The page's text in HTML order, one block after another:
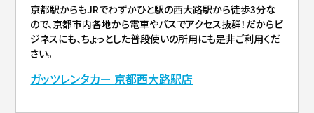
京都駅からもJRでわずかひと駅の西大路駅から徒歩3分な
ので、京都市内各地から電車やバスでアクセス抜群！だからビ
ジネスにも、ちょっとした普段使いの所用にも是非ご利用くだ
さい。
ガッツレンタカー 京都西大路駅店